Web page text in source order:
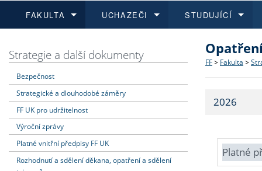
FAKULTA
Dozvědět se více
Struktura
Strategie
Fakultní
UCHAZEČI
Podat přihlášku
Co
Učitelské
STUDUJÍCÍ
Dozvědět se více
Dozvědět se více
O vědě a
Dozvědět se více
Aktuální
Strategie a další dokumenty
Bezpečnost
Strategické a dlouhodobé záměry
FF UK pro udržitelnost
Výroční zprávy
Platné vnitřní předpisy FF UK
Rozhodnutí a sdělení děkana, opatření a sdělení
FF > Fakulta >
2026
Platné